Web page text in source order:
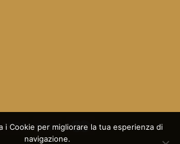
i Cookie per migliorare la tua esperienza di
navigazione.